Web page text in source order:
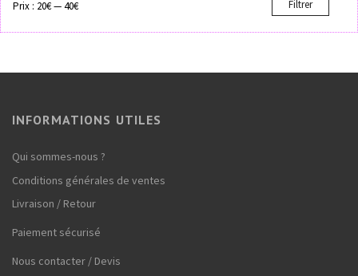
Filtrer
Prix : 20€—40€
INFORMATIONS UTILES
Qui sommes-nous ?
Conditions générales de ventes
Livraison / Retour
Paiement sécurisé
Nous contacter / Devis